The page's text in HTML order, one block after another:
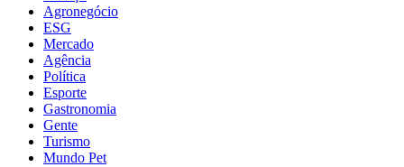
Agronegócio
ESG
Mercado
Agência
Política
Esporte
Gastronomia
Gente
Turismo
Mundo Pet